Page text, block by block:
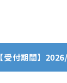
【受付期間】